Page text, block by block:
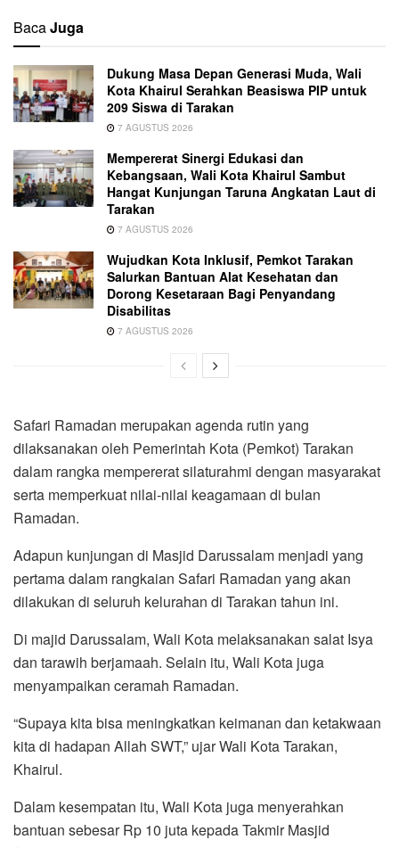
BacaJuga
Dukung Masa Depan Generasi Muda, Wali
Kota Khairul Serahkan Beasiswa PIP untuk
209 Siswa di Tarakan
7 AGUSTUS 2026
Mempererat Sinergi Edukasi dan
Kebangsaan, Wali Kota Khairul Sambut
Hangat Kunjungan Taruna Angkatan Laut di
Tarakan
7 AGUSTUS 2026
Wujudkan Kota Inklusif, Pemkot Tarakan
Salurkan Bantuan Alat Kesehatan dan
Dorong Kesetaraan Bagi Penyandang
Disabilitas
7 AGUSTUS 2026
Safari Ramadan merupakan agenda rutin yang
dilaksanakan oleh Pemerintah Kota (Pemkot) Tarakan
dalam rangka mempererat silaturahmi dengan masyarakat
serta memperkuat nilai-nilai keagamaan di bulan
Ramadan.
Adapun kunjungan di Masjid Darussalam menjadi yang
pertama dalam rangkaian Safari Ramadan yang akan
dilakukan di seluruh kelurahan di Tarakan tahun ini.
Di majid Darussalam, Wali Kota melaksanakan salat Isya
dan tarawih berjamaah. Selain itu, Wali Kota juga
menyampaikan ceramah Ramadan.
“Supaya kita bisa meningkatkan keimanan dan ketakwaan
kita di hadapan Allah SWT,” ujar Wali Kota Tarakan,
Khairul.
Dalam kesempatan itu, Wali Kota juga menyerahkan
bantuan sebesar Rp 10 juta kepada Takmir Masjid